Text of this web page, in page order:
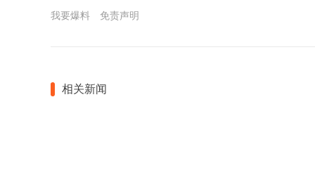
我要爆料 免责声明
相关新闻